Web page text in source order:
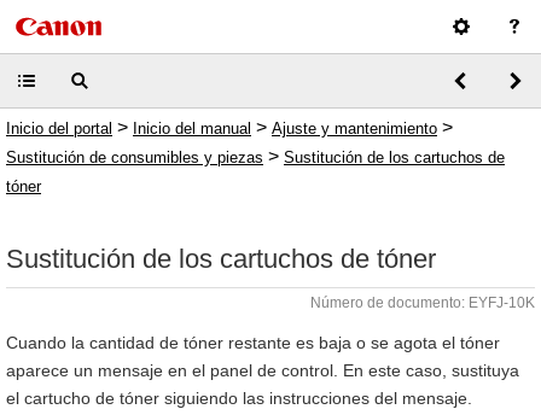
Inicio del portal > Inicio del manual > Ajuste y mantenimiento >
Sustitución de consumibles y piezas > Sustitución de los cartuchos de
tóner
Sustitución de los cartuchos de tóner
Número de documento: EYFJ-10K
Cuando la cantidad de tóner restante es baja o se agota el tóner
aparece un mensaje en el panel de control. En este caso, sustituya
el cartucho de tóner siguiendo las instrucciones del mensaje.